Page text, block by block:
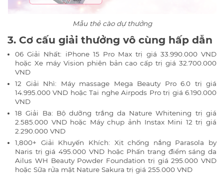
Mẫu thẻ cào dự thưởng
3. Cơ cấu giải thưởng vô cùng hấp dẫn
06 Giải Nhất: iPhone 15 Pro Max trị giá 33.990.000 VND
hoặc Xe máy Vision phiên bản cao cấp trị giá 32.700.000
VND
12 Giải Nhì: Máy massage Mega Beauty Pro 6.0 trị giá
14.995.000 VND hoặc Tai nghe Airpods Pro trị giá 6.190.000
VND
18 Giải Ba: Bộ dưỡng trắng da Nature Whitening trị giá
2.585.000 VND hoặc Máy chụp ảnh Instax Mini 12 trị giá
2.290.000 VND
1,800+ Giải Khuyến Khích: Xịt chống nắng Parasola by
Naris trị giá 495.000 VND hoặc Phấn trang điểm sáng da
Ailus WH Beauty Powder Foundation trị giá 295.000 VND
hoặc Sữa rửa mặt Nature Sakura trị giá 255.000 VND